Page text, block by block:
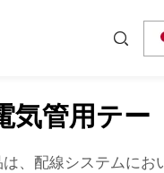
気管用テー
、配線システムにお